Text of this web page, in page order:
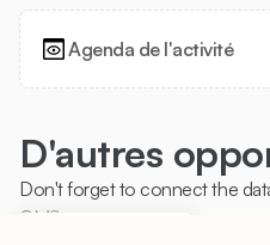
Help students start the school
Agenda de l'activité
D'autres
Don't forget to connect the
CMS